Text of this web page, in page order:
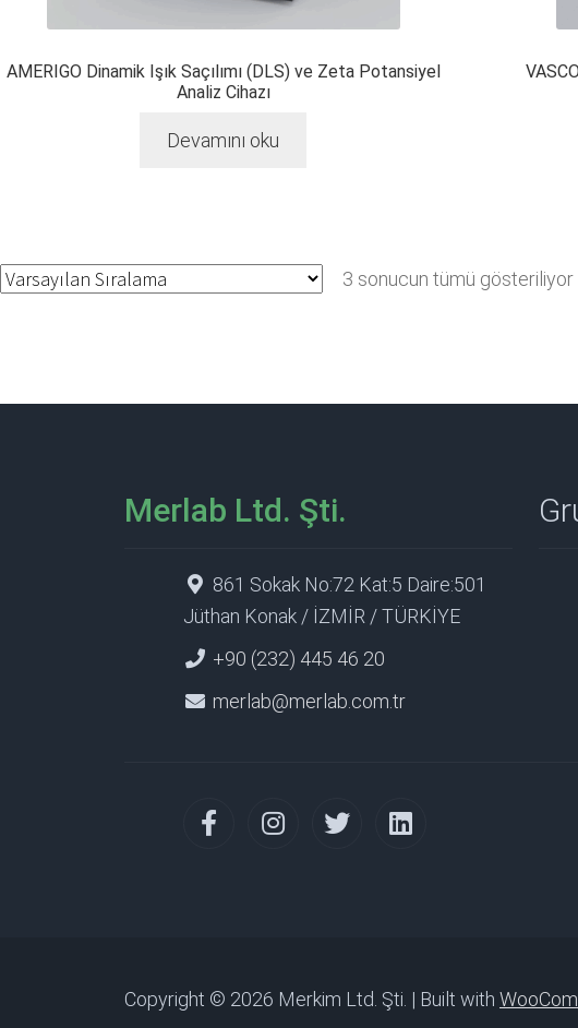
AMERIGO Dinamik Işık Saçılımı (DLS) ve Zeta Potansiyel
Analiz Cihazı
Devamını oku
3 sonucun tümü gösteriliyor
Merlab Ltd. Şti.
861 Sokak No:72 Kat:5 Daire:501
Jüthan Konak / İZMİR / TÜRKİYE
+90 (232) 445 46 20
merlab@merlab.com.tr
Copyright © 2026 Merkim Ltd. Şti. | Built with